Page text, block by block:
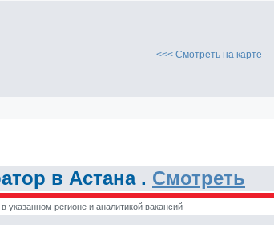
<<< Смотреть на карте
в Астана . Смотреть
регионе и аналитикой вакансий